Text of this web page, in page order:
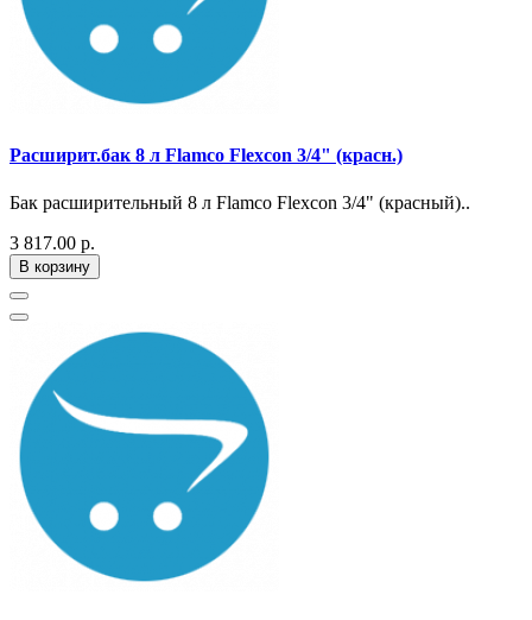
Расширит.бак 8 л Flamco Flexcon 3/4" (красн.)
Бак расширительный 8 л Flamco Flexcon 3/4" (красный)..
3 817.00 р.
В корзину